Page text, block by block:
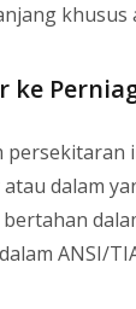
ke
dalam
ANSI/